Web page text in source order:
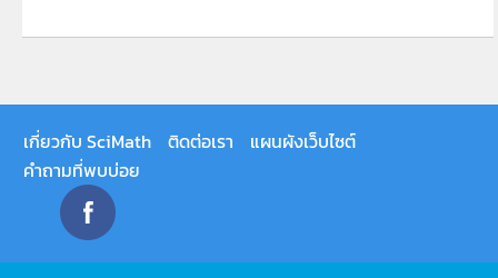
เกี่ยวกับ SciMath ติดต่อเรา
แผนผังเว็บไซต์
คำถามที่พบบ่อย